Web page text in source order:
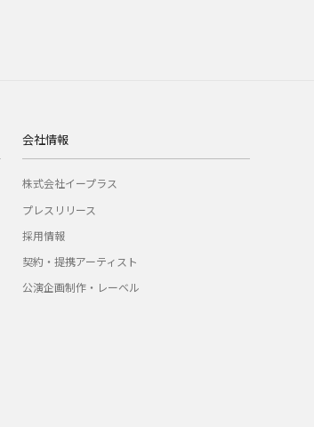
会社情報
株式会社イープラス
プレスリリース
採用情報
契約・提携アーティスト
公演企画制作・レーベル